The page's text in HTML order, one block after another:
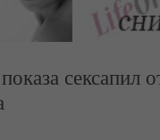
сексапил